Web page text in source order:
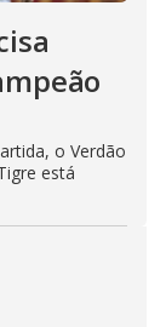
o Verdão
está